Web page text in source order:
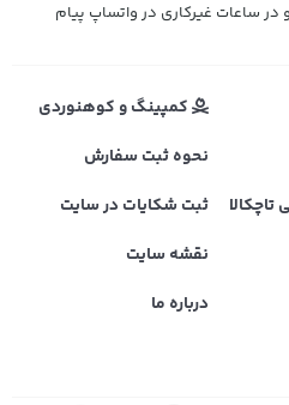
9 صبح الی 20 شب و در ساعات غیرکاری در واتساپ پیام
کمپینگ و کوهنوردی
نحوه ثبت سفارش
ثبت شکایات در سایت
نقشه سایت
درباره ما